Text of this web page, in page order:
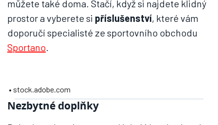
můžete také doma. Stačí, když si najdete klidný
prostor a vyberete si příslušenství, které vám
doporučí specialisté ze sportovního obchodu
Sportano.
• stock.adobe.com
Nezbytné doplňky